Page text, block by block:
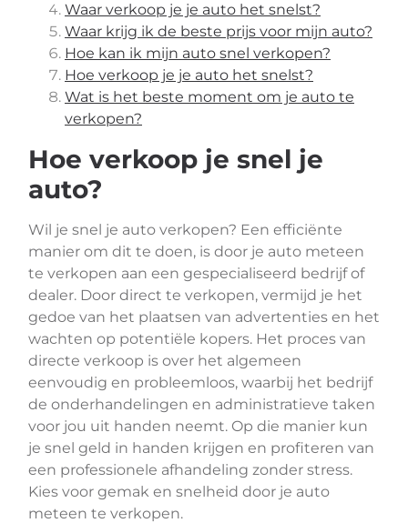
Waar verkoop je je auto het snelst?
Waar krijg ik de beste prijs voor mijn auto?
Hoe kan ik mijn auto snel verkopen?
Hoe verkoop je je auto het snelst?
Wat is het beste moment om je auto te
verkopen?
Hoe verkoop je snel je
auto?
Wil je snel je auto verkopen? Een efficiënte
manier om dit te doen, is door je auto meteen
te verkopen aan een gespecialiseerd bedrijf of
dealer. Door direct te verkopen, vermijd je het
gedoe van het plaatsen van advertenties en het
wachten op potentiële kopers. Het proces van
directe verkoop is over het algemeen
eenvoudig en probleemloos, waarbij het bedrijf
de onderhandelingen en administratieve taken
voor jou uit handen neemt. Op die manier kun
je snel geld in handen krijgen en profiteren van
een professionele afhandeling zonder stress.
Kies voor gemak en snelheid door je auto
meteen te verkopen.